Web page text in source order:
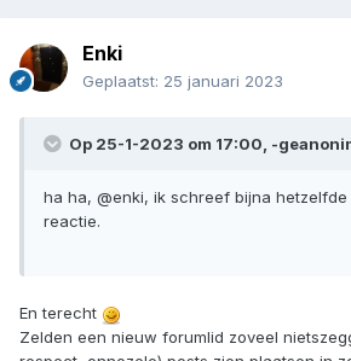
Enki
Geplaatst: 25 januari 2023
Op 25-1-2023 om 17:00, -
ha ha, @enki, ik schreef bijna
reactie.
En terecht
Zelden een nieuw forumlid zoveel